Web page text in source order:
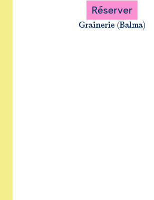
Réserver
Grainerie (Balma)